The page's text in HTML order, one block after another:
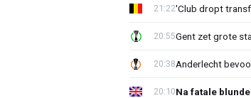
'Club dropt
21:22
Gent zet grote
20:55
Anderlecht
20:38
Na fatale
20:10